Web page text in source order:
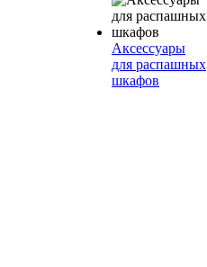
Аксессуары
для распашных
шкафов